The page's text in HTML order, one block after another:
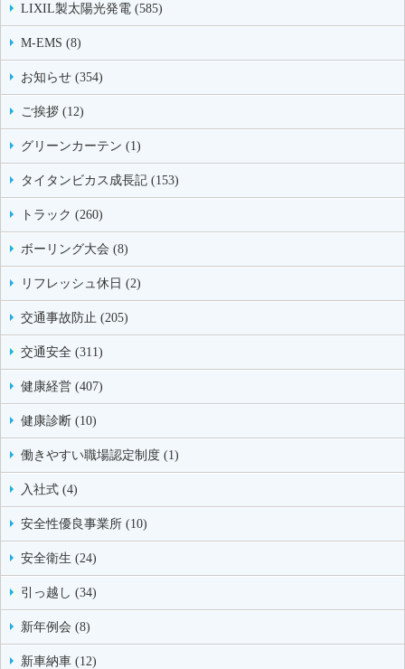
LIXIL製太陽光発電 (585)
M-EMS (8)
お知らせ (354)
ご挨拶 (12)
グリーンカーテン (1)
タイタンビカス成長記 (153)
トラック (260)
ボーリング大会 (8)
リフレッシュ休日 (2)
交通事故防止 (205)
交通安全 (311)
健康経営 (407)
健康診断 (10)
働きやすい職場認定制度 (1)
入社式 (4)
安全性優良事業所 (10)
安全衛生 (24)
引っ越し (34)
新年例会 (8)
新車納車 (12)